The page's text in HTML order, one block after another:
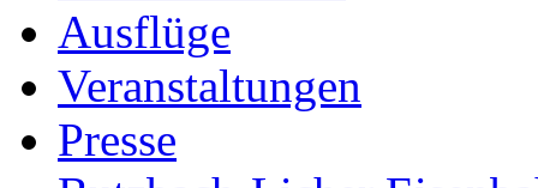
Ausflüge
Veranstaltungen
Presse